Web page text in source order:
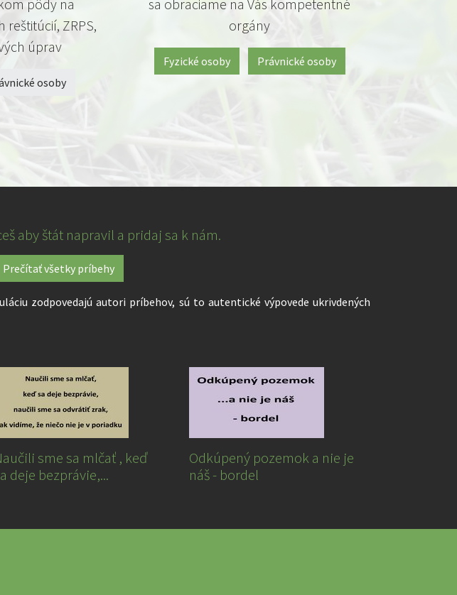
pôdy na
ZRPS,
úprav
osoby
sa obraciame na Vás kompetentné
orgány
Fyzické osoby Právnické osoby
aby štát napravil a pridaj sa k nám.
Prečítať všetky príbehy
zodpovedajú autori príbehov, sú to autentické výpovede ukrivdených
sme sa mlčať , keď
deje bezprávie,...
Odkúpený pozemok a nie je
náš - bordel